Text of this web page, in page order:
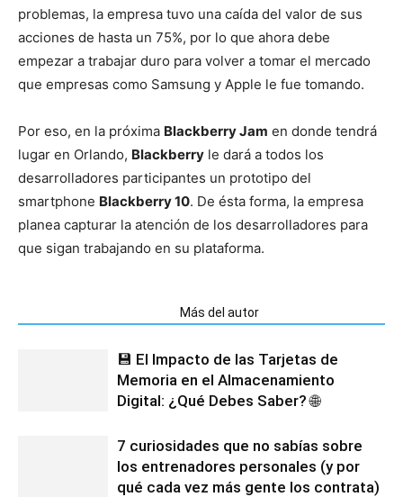
problemas, la empresa tuvo una caída del valor de sus
acciones de hasta un 75%, por lo que ahora debe
empezar a trabajar duro para volver a tomar el mercado
que empresas como Samsung y Apple le fue tomando.
Por eso, en la próxima Blackberry Jam en donde tendrá
lugar en Orlando, Blackberry le dará a todos los
desarrolladores participantes un prototipo del
smartphone Blackberry 10. De ésta forma, la empresa
planea capturar la atención de los desarrolladores para
que sigan trabajando en su plataforma.
Más del autor
💾 El Impacto de las Tarjetas de
Memoria en el Almacenamiento
Digital: ¿Qué Debes Saber? 🌐
7 curiosidades que no sabías sobre
los entrenadores personales (y por
qué cada vez más gente los contrata)